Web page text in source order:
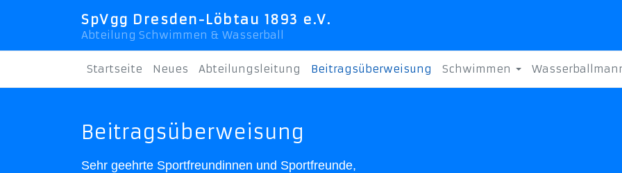
SpVgg Dresden-Löbtau 1893 e.V.
Abteilung Schwimmen & Wasserball
Startseite Neues Abteilungsleitung Beitragsüberweisung Schwimmen
Beitragsüberweisung
Sehr geehrte Sportfreundinnen und Sportfreunde,